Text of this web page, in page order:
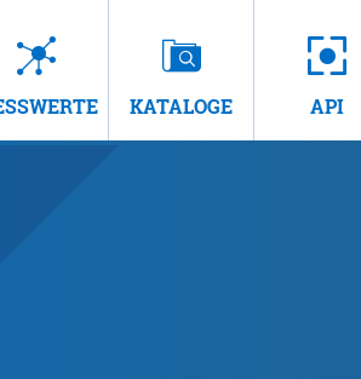
KATALOGE API